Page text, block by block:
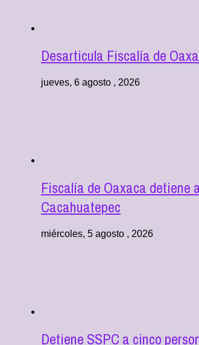
Desarticula Fiscalía de
jueves, 6 agosto , 2026
Fiscalía de Oaxaca detiene
Cacahuatepec
miércoles, 5 agosto , 2026
Detiene SSPC a cinco